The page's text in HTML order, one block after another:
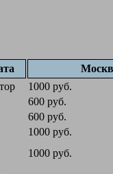
1000 руб.
600 руб.
600 руб.
1000 руб.
1000 руб.